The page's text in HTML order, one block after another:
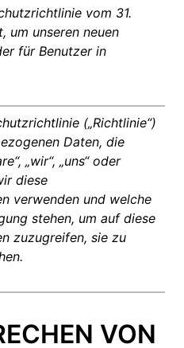
vom 31.
um unseren neuen
für Benutzer in
(„Richtlinie“)
Daten, die
„wir“, „uns“ oder
diese
verwenden und welche
stehen, um auf diese
zuzugreifen, sie zu
VON